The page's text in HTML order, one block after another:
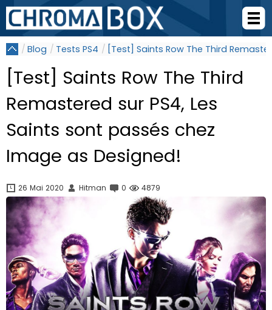
Blog Tests PS4 [Test] Saints Row The Third
[Test] Saints Row The Third
Remastered sur PS4, Les
Saints sont passés chez
Image as Designed!
26 Mai 2020 Hitman 0 4879